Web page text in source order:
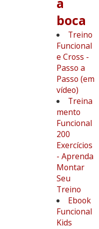
a
boca
Treino
Funcional
e Cross -
Passo a
Passo (em
vídeo)
Treina
mento
Funcional
200
Exercícios
- Aprenda
Montar
Seu
Treino
Ebook
Funcional
Kids